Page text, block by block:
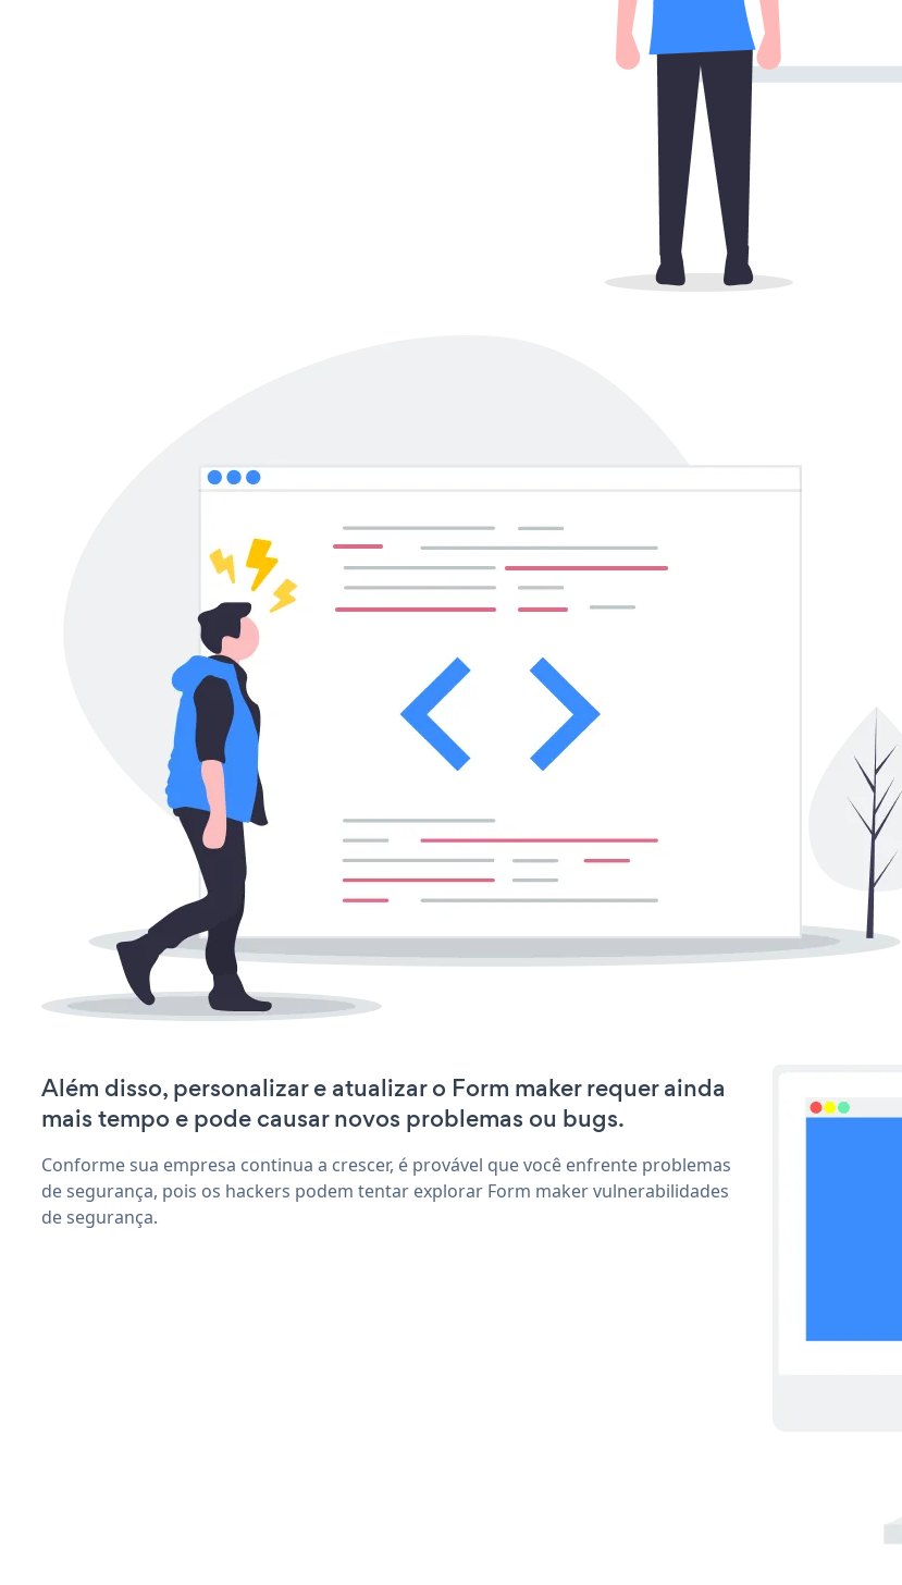
Além disso, personalizar e atualizar o Form maker requer ainda
mais tempo e pode causar novos problemas ou bugs.
Conforme sua empresa continua a crescer, é provável que você enfrente problemas
de segurança, pois os hackers podem tentar explorar Form maker vulnerabilidades
de segurança.